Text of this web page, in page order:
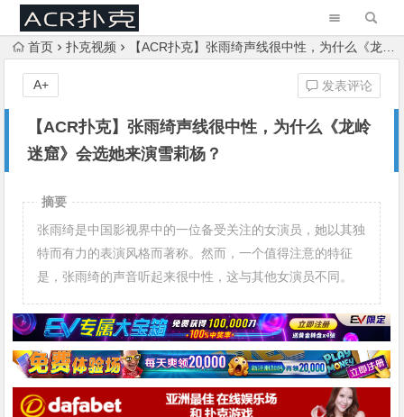
首页 扑克视频 【ACR扑克】张雨绮声线很中性，为什么《龙岭迷窟》会选她来演雪莉杨？
【ACR扑克】张雨绮声线很中性，为什么《龙岭
迷窟》会选她来演雪莉杨？
发表评论
A+
摘要
张雨绮是中国影视界中的一位备受关注的女演员，她以其独
特而有力的表演风格而著称。然而，一个值得注意的特征
是，张雨绮的声音听起来很中性，这与其他女演员不同。